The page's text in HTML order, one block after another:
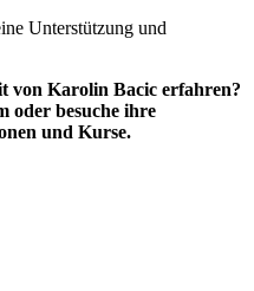
Unterstützung und
von Karolin Bacic erfahren?
oder besuche ihre
und Kurse.